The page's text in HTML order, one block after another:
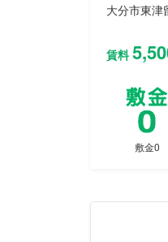
大分市東津
賃料
敷金0